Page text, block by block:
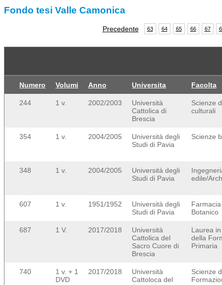
Fondo tesi Valle Camonica
Precedente 63 64 65 66 67
Numero Volumi Anno Universita Facolta
244 1 v. 2002/2003
Università
Cattolica di
Brescia
Scienze
culturali
354 1 v. 2004/2005
Università degli
Studi di Pavia
Scienze
348 1 v. 2004/2005
Università degli
Studi di Pavia
edile/
607 1 v. 1951/1952
Università degli
Studi di Pavia
Botanico
687 1 V. 2017/2018
Università
Cattolica del
Sacro Cuore di
Brescia
Laurea
della
Primaria
740
1 v. + 1
DVD
2017/2018
Università
Cattoloca del
Scienze